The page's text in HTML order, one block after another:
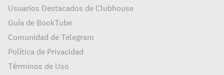
Usuarios Destacados de Clubhouse
Guía de BookTube
Comunidad de Telegram
Política de Privacidad
Términos de Uso